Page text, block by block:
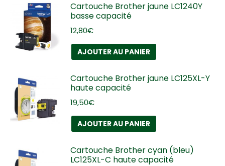
Cartouche Brother jaune LC1240Y
basse capacité
12,80€
AJOUTER AU PANIER
Cartouche Brother jaune LC125XL-Y
haute capacité
19,50€
AJOUTER AU PANIER
Cartouche Brother cyan (bleu)
LC125XL-C haute capacité